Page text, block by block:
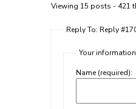
Viewing 15 posts - 421
Reply To: Reply
Your
Name (required):